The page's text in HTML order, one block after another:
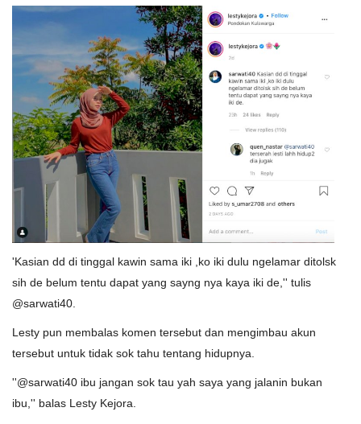
'Kasian dd di tinggal kawin sama iki ,ko iki dulu ngelamar ditolsk
sih de belum tentu dapat yang sayng nya kaya iki de,'' tulis
@sarwati40.
Lesty pun membalas komen tersebut dan mengimbau akun
tersebut untuk tidak sok tahu tentang hidupnya.
''@sarwati40 ibu jangan sok tau yah saya yang jalanin bukan
ibu,'' balas Lesty Kejora.